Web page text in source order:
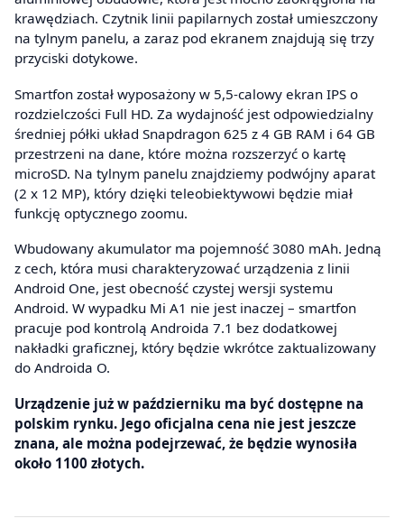
krawędziach. Czytnik linii papilarnych został umieszczony
na tylnym panelu, a zaraz pod ekranem znajdują się trzy
przyciski dotykowe.
Smartfon został wyposażony w 5,5-calowy ekran IPS o
rozdzielczości Full HD. Za wydajność jest odpowiedzialny
średniej półki układ Snapdragon 625 z 4 GB RAM i 64 GB
przestrzeni na dane, które można rozszerzyć o kartę
microSD. Na tylnym panelu znajdziemy podwójny aparat
(2 x 12 MP), który dzięki teleobiektywowi będzie miał
funkcję optycznego zoomu.
Wbudowany akumulator ma pojemność 3080 mAh. Jedną
z cech, która musi charakteryzować urządzenia z linii
Android One, jest obecność czystej wersji systemu
Android. W wypadku Mi A1 nie jest inaczej – smartfon
pracuje pod kontrolą Androida 7.1 bez dodatkowej
nakładki graficznej, który będzie wkrótce zaktualizowany
do Androida O.
Urządzenie już w październiku ma być dostępne na
polskim rynku. Jego oficjalna cena nie jest jeszcze
znana, ale można podejrzewać, że będzie wynosiła
około 1100 złotych.